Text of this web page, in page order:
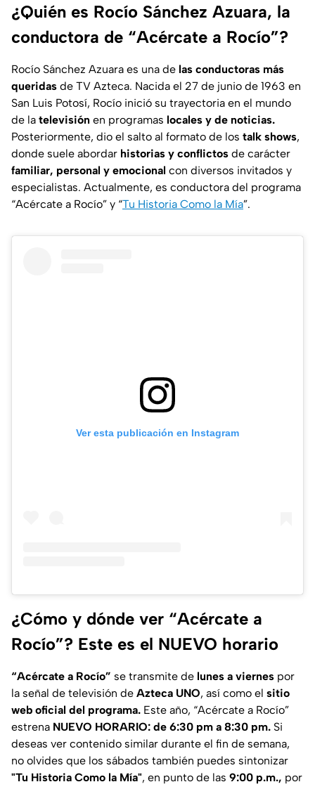
¿Quién es Rocío Sánchez Azuara, la
conductora de “Acércate a Rocío”?
Rocío Sánchez Azuara es una de las conductoras más
queridas de TV Azteca. Nacida el 27 de junio de 1963 en
San Luis Potosí, Rocío inició su trayectoria en el mundo
de la televisión en programas locales y de noticias.
Posteriormente, dio el salto al formato de los talk shows,
donde suele abordar historias y conflictos de carácter
familiar, personal y emocional con diversos invitados y
especialistas. Actualmente, es conductora del programa
“Acércate a Rocío” y “Tu Historia Como la Mía”.
Ver esta publicación en Instagram
¿Cómo y dónde ver “Acércate a
Rocío”? Este es el NUEVO horario
“Acércate a Rocío” se transmite de lunes a viernes por
la señal de televisión de Azteca UNO, así como el sitio
web oficial del programa. Este año, “Acércate a Rocío”
estrena NUEVO HORARIO: de 6:30 pm a 8:30 pm. Si
deseas ver contenido similar durante el fin de semana,
no olvides que los sábados también puedes sintonizar
"Tu Historia Como la Mía", en punto de las 9:00 p.m., por